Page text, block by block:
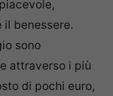
il benessere.
sono
attraverso i più
di pochi euro,